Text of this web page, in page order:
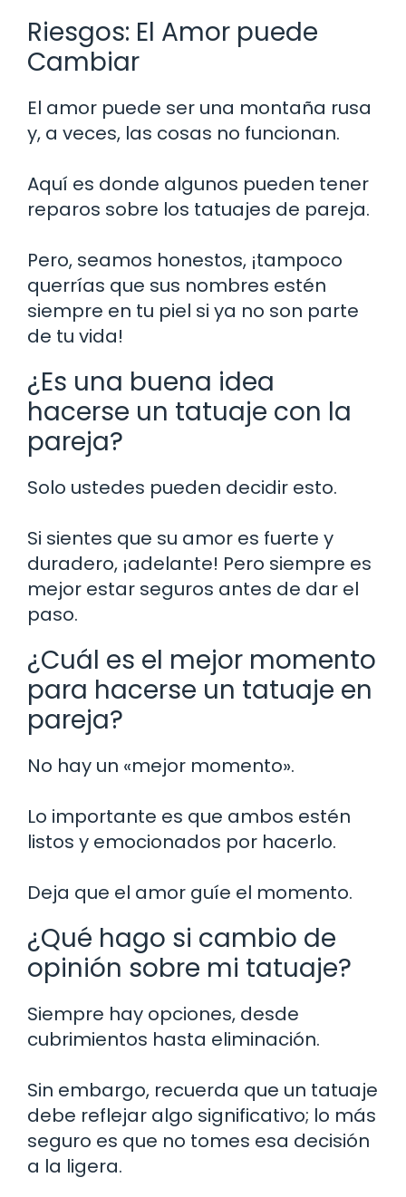
Riesgos: El Amor puede
Cambiar
El amor puede ser una montaña rusa
y, a veces, las cosas no funcionan.
Aquí es donde algunos pueden tener
reparos sobre los tatuajes de pareja.
Pero, seamos honestos, ¡tampoco
querrías que sus nombres estén
siempre en tu piel si ya no son parte
de tu vida!
¿Es una buena idea
hacerse un tatuaje con la
pareja?
Solo ustedes pueden decidir esto.
Si sientes que su amor es fuerte y
duradero, ¡adelante! Pero siempre es
mejor estar seguros antes de dar el
paso.
¿Cuál es el mejor momento
para hacerse un tatuaje en
pareja?
No hay un «mejor momento».
Lo importante es que ambos estén
listos y emocionados por hacerlo.
Deja que el amor guíe el momento.
¿Qué hago si cambio de
opinión sobre mi tatuaje?
Siempre hay opciones, desde
cubrimientos hasta eliminación.
Sin embargo, recuerda que un tatuaje
debe reflejar algo significativo; lo más
seguro es que no tomes esa decisión
a la ligera.